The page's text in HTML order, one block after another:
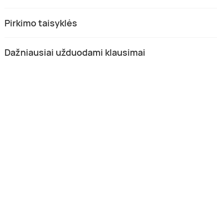
Pirkimo taisyklės
Dažniausiai užduodami klausimai